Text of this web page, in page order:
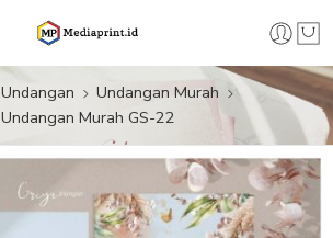
Undangan
Undangan Murah
Undangan Murah GS-22